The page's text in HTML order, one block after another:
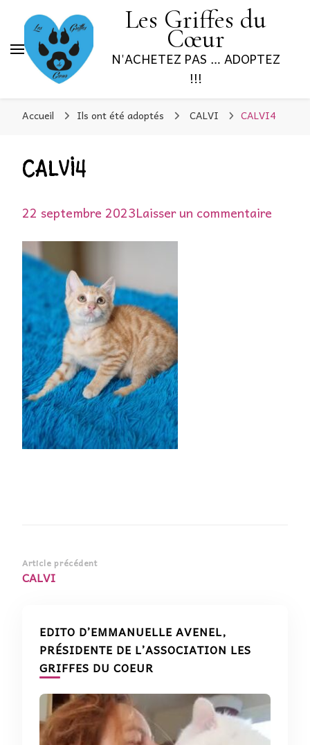
Les Griffes du
Cœur
N'ACHETEZ PAS … ADOPTEZ
!!!
Accueil Ils ont été adoptés CALVI CALVI4
CALVI4
22 septembre 2023Laisser un commentaire
Navigation
d’article
Article précédent
CALVI
EDITO D’EMMANUELLE AVENEL,
PRÉSIDENTE DE L’ASSOCIATION LES
GRIFFES DU COEUR